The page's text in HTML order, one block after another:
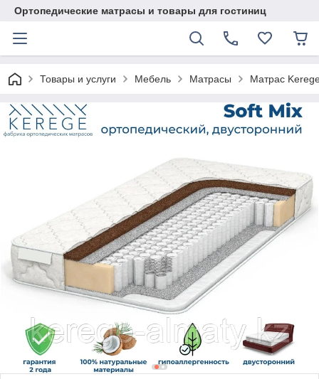
Ортопедические матрасы и товары для гостиниц
Товары и услуги Мебель Матрасы Матрас